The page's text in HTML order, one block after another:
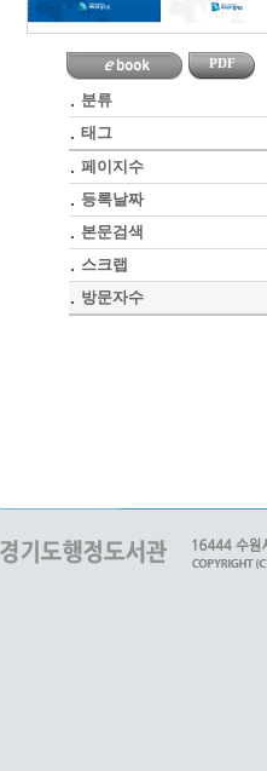
PDF
분류
태그
페이지수
등록날짜
본문검색
스크랩
방문자수